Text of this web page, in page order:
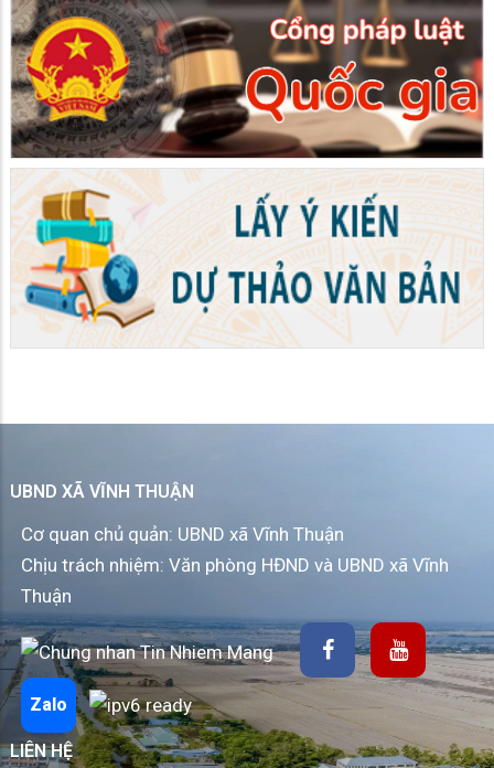
UBND XÃ VĨNH THUẬN
Cơ quan chủ quản: UBND xã Vĩnh Thuận
Chịu trách nhiệm: Văn phòng HĐND và UBND xã Vĩnh
Thuận
Zalo
LIÊN HỆ